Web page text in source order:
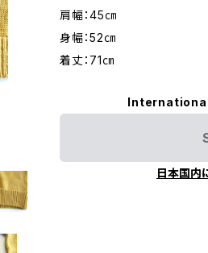
肩幅：45㎝
身幅：52㎝
着丈：71㎝
日本国内